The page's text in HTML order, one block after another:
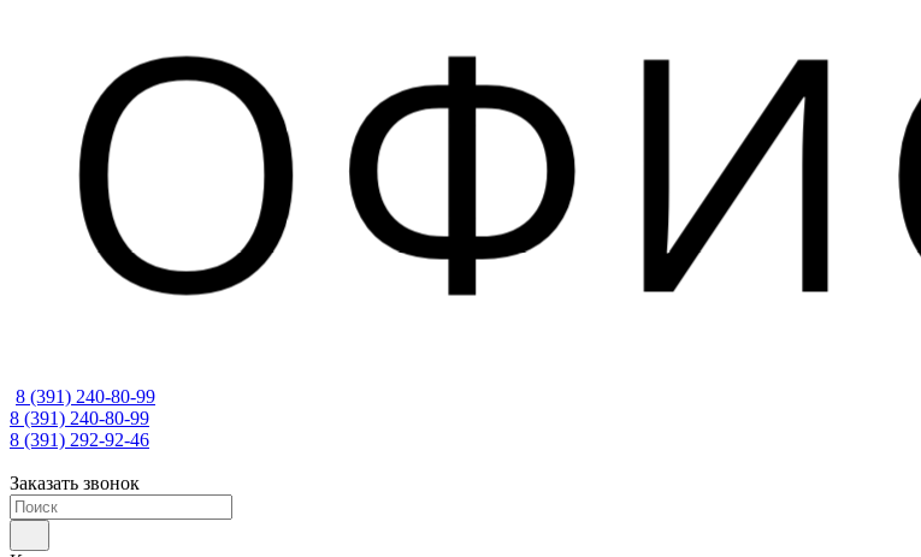
8 (391) 240-80-99
8 (391) 240-80-99
8 (391) 292-92-46
Заказать звонок